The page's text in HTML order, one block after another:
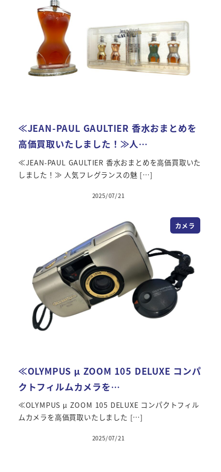
≪JEAN-PAUL GAULTIER 香水おまとめを
高価買取いたしました！≫人…
≪JEAN-PAUL GAULTIER 香水おまとめを高価買取いた
しました！≫ 人気フレグランスの魅 […]
投稿日
2025/07/21
カメラ
≪OLYMPUS μ ZOOM 105 DELUXE コンパ
クトフィルムカメラを…
≪OLYMPUS μ ZOOM 105 DELUXE コンパクトフィル
ムカメラを高価買取いたしました […]
投稿日
2025/07/21